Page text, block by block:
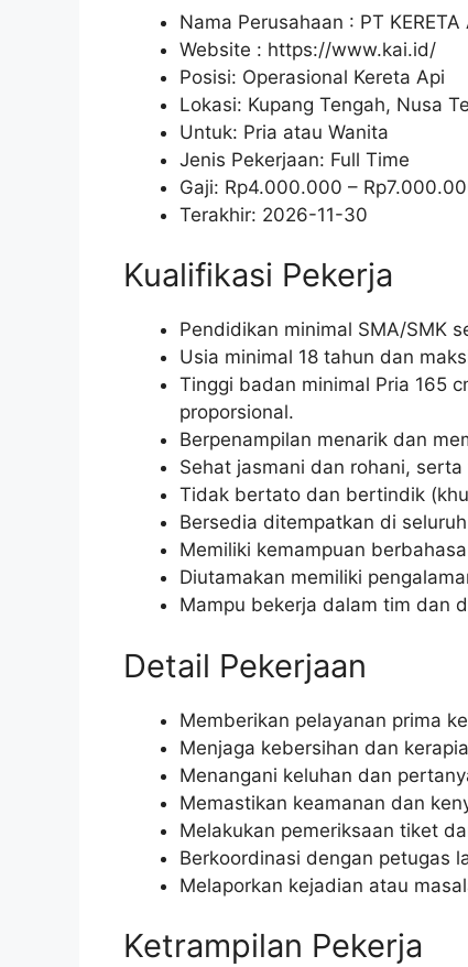
Nama Perusahaan : PT KERETA
Website : https://www.kai.id/
Posisi: Operasional Kereta Api
Lokasi: Kupang Tengah, Nusa
Untuk: Pria atau Wanita
Jenis Pekerjaan: Full Time
Gaji: Rp4.000.000 – Rp
Terakhir: 2026-11-30
Kualifikasi Pekerja
Pendidikan minimal SMA/SMK
Usia minimal 18 tahun dan
Tinggi badan minimal Pria 165
proporsional.
Berpenampilan menarik dan
Sehat jasmani dan rohani,
Tidak bertato dan bertindik
Bersedia ditempatkan di
Memiliki kemampuan
Diutamakan memiliki
Mampu bekerja dalam tim dan
Detail Pekerjaan
Memberikan pelayanan prima
Menjaga kebersihan dan
Menangani keluhan dan
Memastikan keamanan dan
Melakukan pemeriksaan tiket
Berkoordinasi dengan petugas
Melaporkan kejadian atau
Ketrampilan Pekerja